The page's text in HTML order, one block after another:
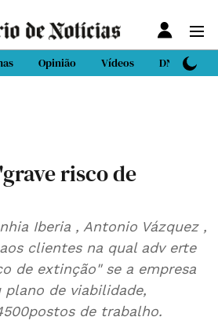
Opinião Vídeos DN Sport
risco de
,
clientes na qual adv erte
de extinção" se a empresa
de viabilidade,
de trabalho.